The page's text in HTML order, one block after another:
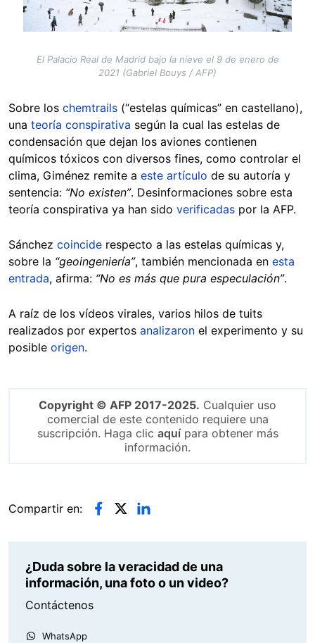
El Palacio Real de Madrid bajo la nieve el 9 de enero de
2021 (Gabriel Bouys / AFP)
Sobre los chemtrails (“estelas químicas” en castellano),
una teoría conspirativa según la cual las estelas de
condensación que dejan los aviones contienen
químicos tóxicos con diversos fines, como controlar el
clima, Giménez remite a este artículo de su autoría y
sentencia: “No existen”. Desinformaciones sobre esta
teoría conspirativa ya han sido verificadas por la AFP.
Sánchez coincide respecto a las estelas químicas y,
sobre la “geoingeniería”, también mencionada en esta
entrada, afirma: “No es más que pura especulación”.
A raíz de los vídeos virales, varios hilos de tuits
realizados por expertos analizaron el experimento y su
posible origen.
Copyright © AFP 2017-2025. Cualquier uso
comercial de este contenido requiere una
suscripción. Haga clic aquípara obtener más
información.
Compartir en:
¿Duda sobre la veracidad de una
información, una foto o un video?
Contáctenos
WhatsApp